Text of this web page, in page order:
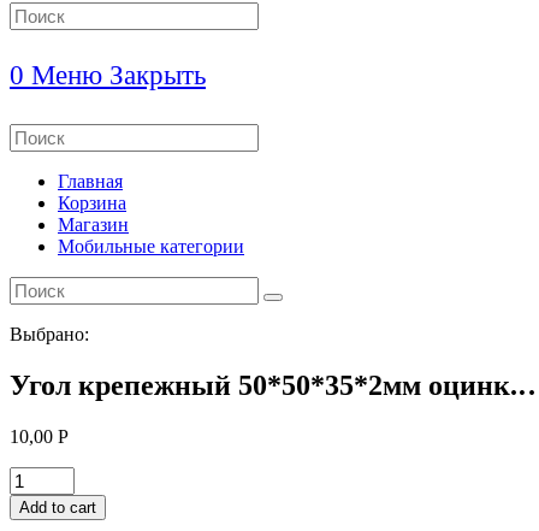
Search
this
0 Меню Закрыть
Search
this
websiteГлавная
Корзина
Магазин
Мобильные категории
Выбрано:
Угол крепежный 50*50*35*2мм
10,00 Р
Угол
крепежный
50*50*35*2мм
Add to cart